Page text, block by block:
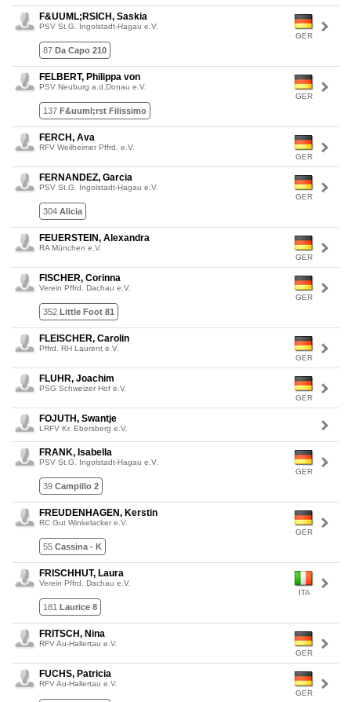
GER
F&UUML;RSICH, Saskia
PSV St.G. Ingolstadt-Hagau e.V.
87 Da Capo 210
GER
FELBERT, Philippa von
PSV Neuburg a.d.Donau e.V.
137 F&uuml;rst Filissimo
GER
FERCH, Ava
RFV Weilheimer Pffrd. e.V.
GER
FERNANDEZ, Garcia
PSV St.G. Ingolstadt-Hagau e.V.
304 Alicia
GER
FEUERSTEIN, Alexandra
RA München e.V.
GER
FISCHER, Corinna
Verein Pffrd. Dachau e.V.
352 Little Foot 81
GER
FLEISCHER, Carolin
Pffrd. RH Laurent e.V.
GER
FLUHR, Joachim
PSG Schweizer Hof e.V.
FOJUTH, Swantje
LRFV Kr. Ebersberg e.V.
GER
FRANK, Isabella
PSV St.G. Ingolstadt-Hagau e.V.
39 Campillo 2
GER
FREUDENHAGEN, Kerstin
RC Gut Winkelacker e.V.
55 Cassina - K
ITA
FRISCHHUT, Laura
Verein Pffrd. Dachau e.V.
181 Laurice 8
GER
FRITSCH, Nina
RFV Au-Hallertau e.V.
GER
FUCHS, Patricia
RFV Au-Hallertau e.V.